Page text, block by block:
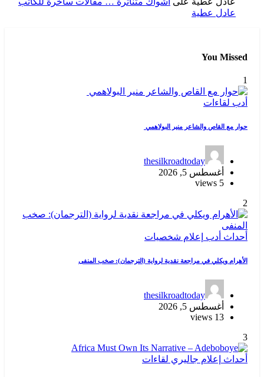
عادل عطية
You Missed
1
أدب لقاءات
حوار مع القاص والشاعر منير البولاهمي
thesilkroadtoday
أغسطس 5, 2026
5 views
2
أحداث أدب إعلام شخصيات
الأهرام ويكلي في مراجعة نقدية لرواية (الترجمان): صخب المنفى
thesilkroadtoday
أغسطس 5, 2026
13 views
3
أحداث إعلام جاليري لقاءات